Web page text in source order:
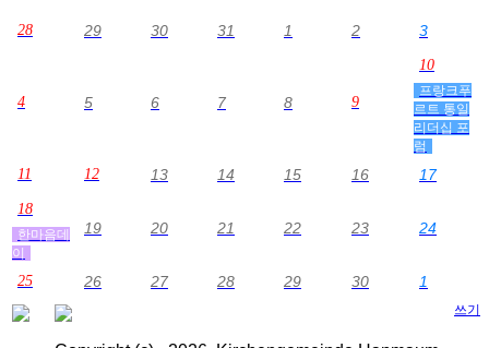
28 29 30 31 1 2 3
4 5 6 7 8 9
10
프랑크푸
르트 통일
리더십 포
럼
11 12 13 14 15 16 17
18
한마음데
이
19 20 21 22 23 24
25 26 27 28 29 30 1
쓰기